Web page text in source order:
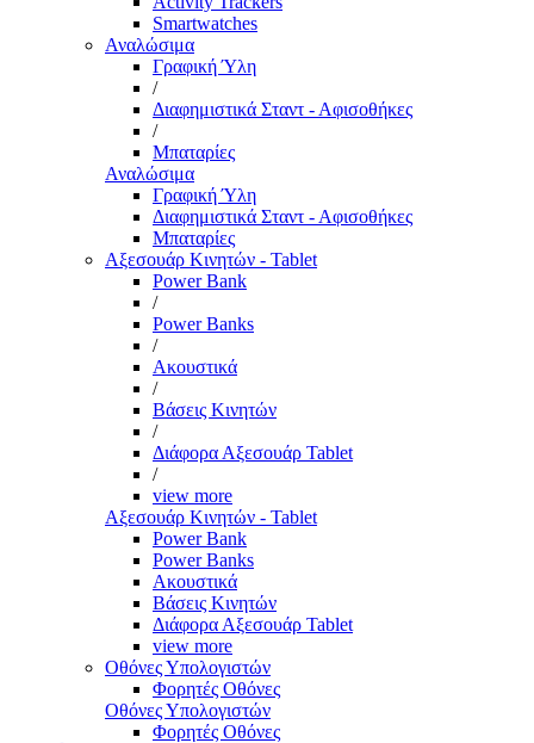
Smartwatches
Αναλώσιμα
Γραφική Ύλη
/
Διαφημιστικά Σταντ - Αφισοθήκες
/
Μπαταρίες
Αναλώσιμα
Γραφική Ύλη
Διαφημιστικά Σταντ - Αφισοθήκες
Μπαταρίες
Αξεσουάρ Κινητών - Tablet
Power Bank
/
Power Banks
/
Ακουστικά
/
Βάσεις Κινητών
/
Διάφορα Αξεσουάρ Tablet
/
view more
Αξεσουάρ Κινητών - Tablet
Power Bank
Power Banks
Ακουστικά
Βάσεις Κινητών
Διάφορα Αξεσουάρ Tablet
view more
Οθόνες Υπολογιστών
Φορητές Οθόνες
Οθόνες Υπολογιστών
Φορητές Οθόνες